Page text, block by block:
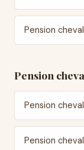
Pension
Pension
Pension
Pension